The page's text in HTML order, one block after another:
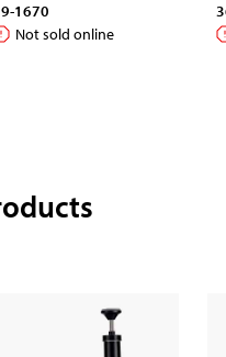
1670
Not sold online